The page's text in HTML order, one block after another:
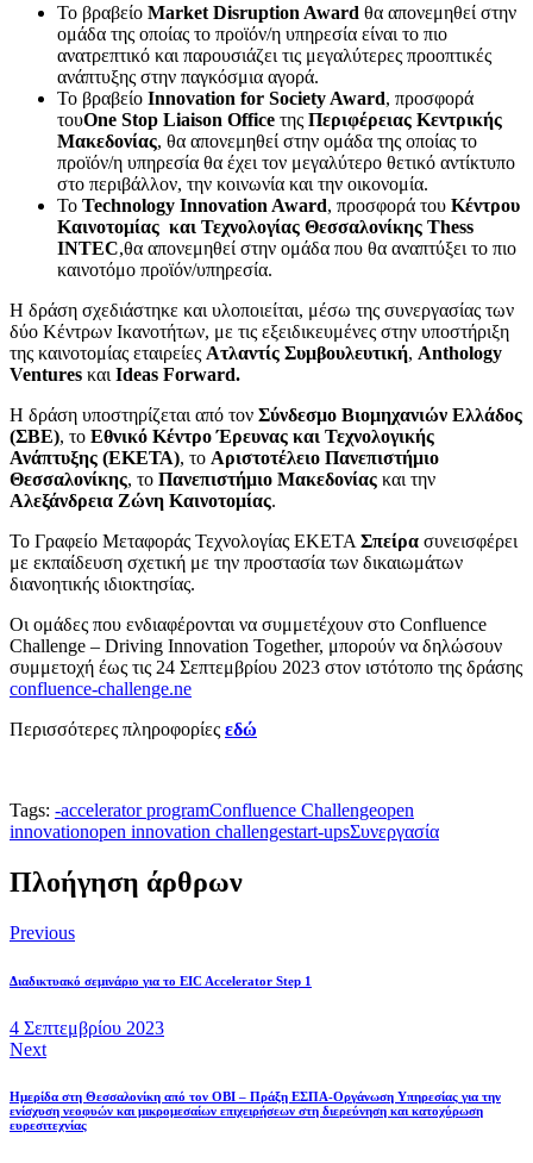
Το βραβείο Market Disruption Award θα απονεμηθεί στην
ομάδα της οποίας το προϊόν/η υπηρεσία είναι το πιο
ανατρεπτικό και παρουσιάζει τις μεγαλύτερες προοπτικές
ανάπτυξης στην παγκόσμια αγορά.
Το βραβείο Innovation for Society Award, προσφορά
τουOne Stop Liaison Office της Περιφέρειας Κεντρικής
Μακεδονίας, θα απονεμηθεί στην ομάδα της οποίας το
προϊόν/η υπηρεσία θα έχει τον μεγαλύτερο θετικό αντίκτυπο
στο περιβάλλον, την κοινωνία και την οικονομία.
Το Technology Innovation Award, προσφορά του Κέντρου
Καινοτομίας και Τεχνολογίας Θεσσαλονίκης Thess
INTEC,θα απονεμηθεί στην ομάδα που θα αναπτύξει το πιο
καινοτόμο προϊόν/υπηρεσία.
Η δράση σχεδιάστηκε και υλοποιείται, μέσω της συνεργασίας των
δύο Κέντρων Ικανοτήτων, με τις εξειδικευμένες στην υποστήριξη
της καινοτομίας εταιρείες Ατλαντίς Συμβουλευτική, Anthology
Ventures και Ideas Forward.
Η δράση υποστηρίζεται από τον Σύνδεσμο Βιομηχανιών Ελλάδος
(ΣΒΕ), το Εθνικό Κέντρο Έρευνας και Τεχνολογικής
Ανάπτυξης (ΕΚΕΤΑ), το Αριστοτέλειο Πανεπιστήμιο
Θεσσαλονίκης, το Πανεπιστήμιο Μακεδονίας και την
Αλεξάνδρεια Ζώνη Καινοτομίας.
Το Γραφείο Μεταφοράς Τεχνολογίας ΕΚΕΤΑ Σπείρα συνεισφέρει
με εκπαίδευση σχετική με την προστασία των δικαιωμάτων
διανοητικής ιδιοκτησίας.
Οι ομάδες που ενδιαφέρονται να συμμετέχουν στο Confluence
Challenge – Driving Innovation Together, μπορούν να δηλώσουν
συμμετοχή έως τις 24 Σεπτεμβρίου 2023 στον ιστότοπο της δράσης
confluence-challenge.ne
Περισσότερες πληροφορίες εδώ
Tags: -accelerator programConfluence Challengeopen
innovationopen innovation challengestart-upsΣυνεργασία
Πλοήγηση άρθρων
Previous
Διαδικτυακό σεμινάριο για το EIC Accelerator Step 1
4 Σεπτεμβρίου 2023
Next
Ημερίδα στη Θεσσαλονίκη από τον ΟΒΙ – Πράξη ΕΣΠΑ-Οργάνωση Υπηρεσίας για την
ενίσχυση νεοφυών και μικρομεσαίων επιχειρήσεων στη διερεύνηση και κατοχύρωση
ευρεσιτεχνίας